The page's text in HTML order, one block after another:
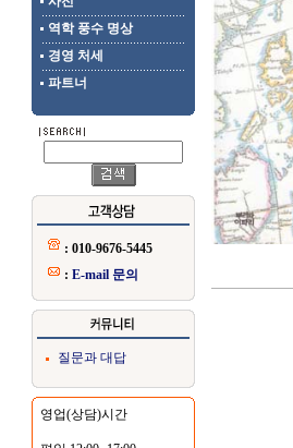
역학 풍수 명상
경영 처세
파트너
: 010-9676-5445
: E-mail 문의
질문과 대답
영업(상담)시간